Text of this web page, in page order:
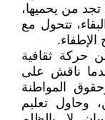
من يحميها،
تتحول مع
حركة ثقافية
ناقش على
المواطنة
وحاول تعليم